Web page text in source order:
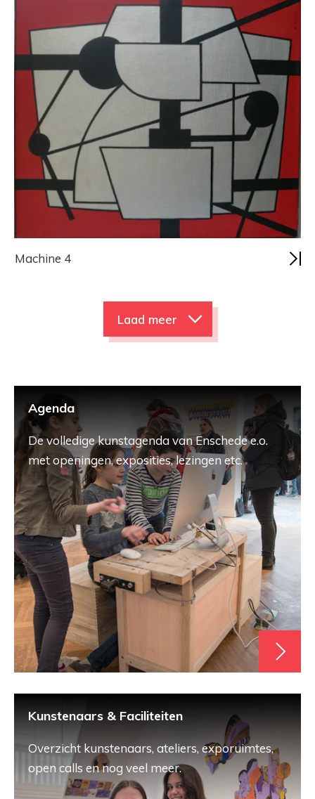
Machine 4
Laad meer
Agenda
De volledige kunstagenda van Enschede e.o.
met openingen, exposities, lezingen etc.
Kunstenaars & Faciliteiten
Overzicht kunstenaars, ateliers, exporuimtes,
open calls en nog veel meer.